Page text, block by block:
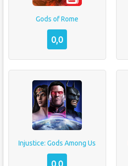
Gods of Rome
0,0
Injustice: Gods Among Us
0,0